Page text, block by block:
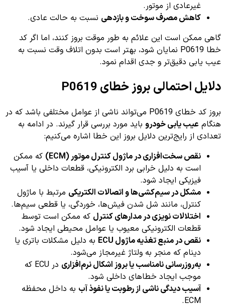
غیرعادی از موتور.
کاهش مصرف سوخت و بازدهی نسبت به حالت عادی.
گاهی ممکن است این علائم به طور موقت بروز کنند، اما اگر کد
خطا P0619 نمایان شود، بهتر است بدون اتلاف وقت نسبت به
عیب یابی دقیق‌تر و جدی اقدام نمود.
دلایل احتمالی بروز خطای P0619
بروز کد خطای P0619 می‌تواند ناشی از عوامل مختلفی باشد که در
هنگام عیب یابی خودرو باید مورد بررسی قرار گیرند. در ادامه به
تعدادی از رایج‌ترین دلایل بروز این خطا اشاره می‌کنیم:
نقص سخت‌افزاری در ماژول کنترل موتور (ECM)
که ممکن
است به دلیل خرابی برد الکترونیکی، قطعات داخلی یا آسیب
فیزیکی ایجاد شود.
مشکل در سیم‌کشی‌ها و اتصالات الکتریکی مرتبط با ماژول
کنترل، مانند شل شدن فیش‌ها، خوردگی، یا قطعی سیم‌ها.
اختلالات نویزی در مدارهای کنترل که ممکن است توسط
قطعات الکترونیکی معیوب یا عوامل محیطی ایجاد شود.
نقص در منبع تغذیه ماژول ECU
به دلیل مشکلات باتری یا
دینام که منجر به ولتاژ غیرمجاز می‌شود.
به‌روزرسانی نامناسب یا بروز اشکال نرم‌افزاری
در ECU که
موجب ایجاد خطاهای داخلی شود.
آسیب دیدگی ناشی از رطوبت یا نفوذ آب به داخل محفظه
ECM.